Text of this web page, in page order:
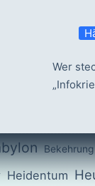
Wer
Bekehrung
Heidentum